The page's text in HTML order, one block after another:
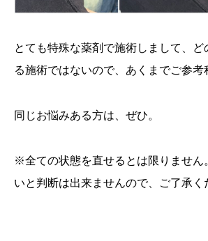
とても特殊な薬剤で施術しまして、
る施術ではないので、あくまでご参考
同じお悩みある方は、ぜひ。
※全ての状態を直せるとは限りません
いと判断は出来ませんので、ご了承く